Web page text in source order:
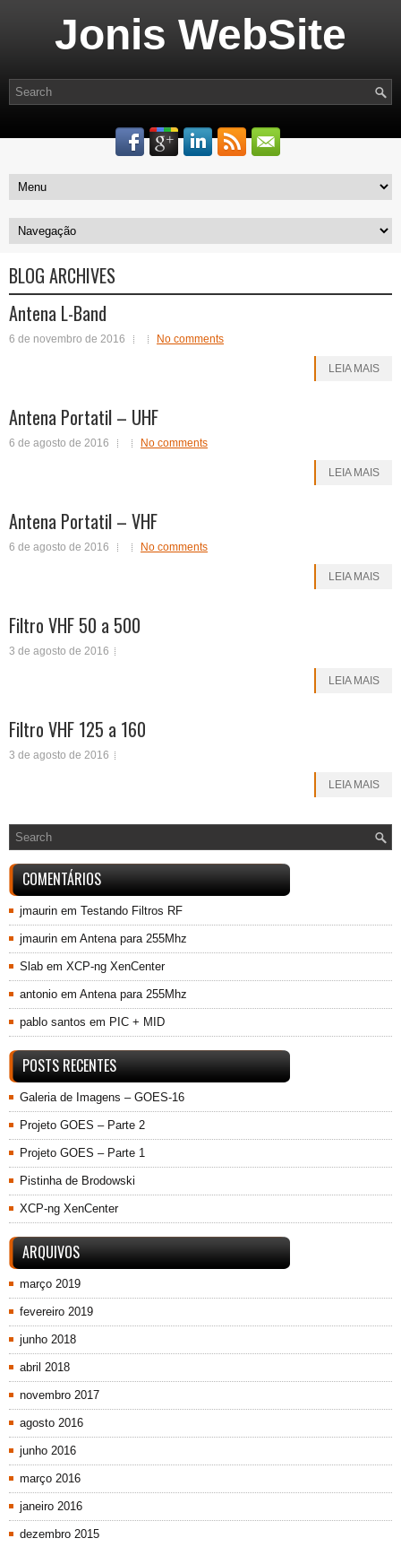
Jonis WebSite
BLOG ARCHIVES
Antena L-Band
6 de novembro de 2016 No comments
LEIA MAIS
Antena Portatil – UHF
6 de agosto de 2016 No comments
LEIA MAIS
Antena Portatil – VHF
6 de agosto de 2016 No comments
LEIA MAIS
Filtro VHF 50 a 500
3 de agosto de 2016
LEIA MAIS
Filtro VHF 125 a 160
3 de agosto de 2016
LEIA MAIS
COMENTÁRIOS
jmaurin em Testando Filtros RF
jmaurin em Antena para 255Mhz
Slab em XCP-ng XenCenter
antonio em Antena para 255Mhz
pablo santos em PIC + MID
POSTS RECENTES
Galeria de Imagens – GOES-16
Projeto GOES – Parte 2
Projeto GOES – Parte 1
Pistinha de Brodowski
XCP-ng XenCenter
ARQUIVOS
março 2019
fevereiro 2019
junho 2018
abril 2018
novembro 2017
agosto 2016
junho 2016
março 2016
janeiro 2016
dezembro 2015